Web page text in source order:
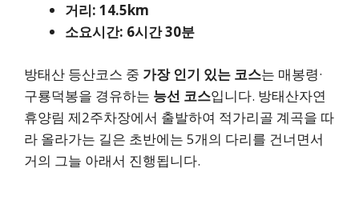
거리: 14.5km
소요시간: 6시간 30분
방태산 등산코스 중 가장 인기 있는 코스는 매봉령·
구룡덕봉을 경유하는 능선 코스입니다. 방태산자연
휴양림 제2주차장에서 출발하여 적가리골 계곡을 따
라 올라가는 길은 초반에는 5개의 다리를 건너면서
거의 그늘 아래서 진행됩니다.